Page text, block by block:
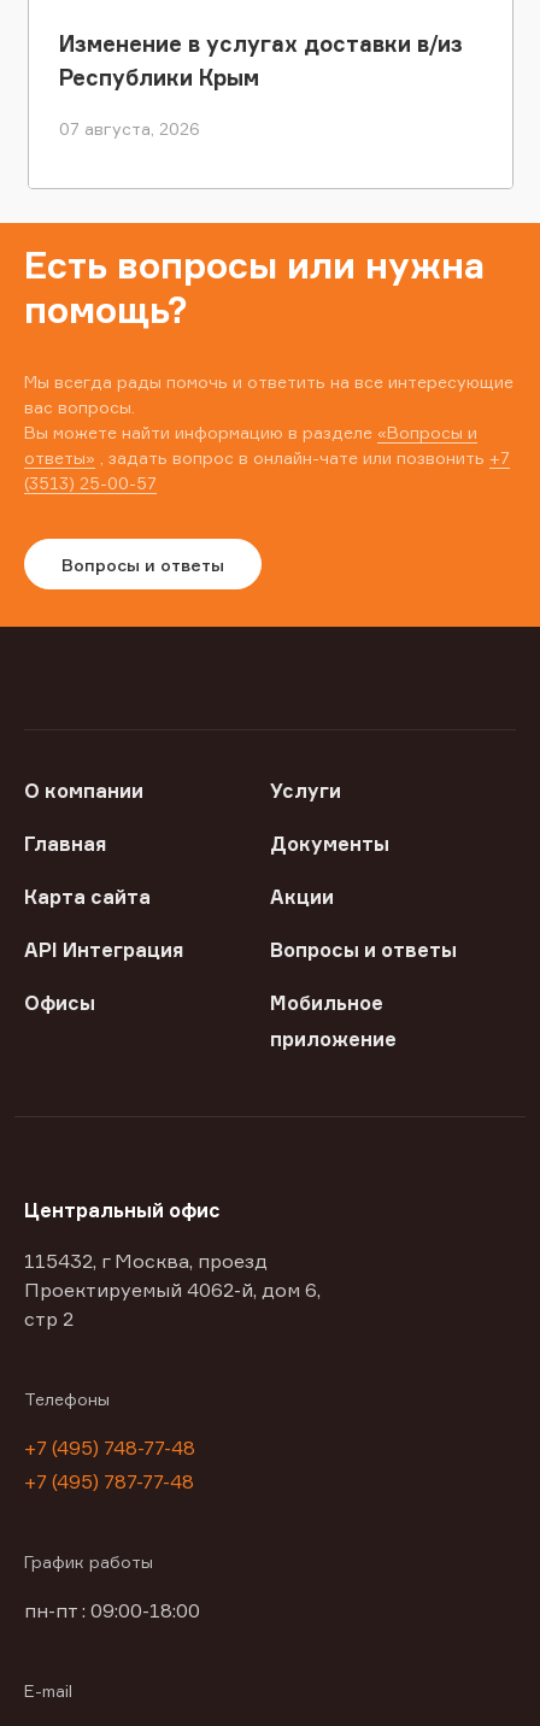
Изменение в услугах доставки в/из
Республики Крым
07 августа, 2026
Есть вопросы или нужна
помощь?
Мы всегда рады помочь и ответить на все интересующие
вас вопросы.
Вы можете найти информацию в разделе «Вопросы и
ответы» , задать вопрос в онлайн-чате или позвонить +7
(3513) 25-00-57
Вопросы и ответы
О компании Услуги
Главная Документы
Карта сайта Акции
API Интеграция Вопросы и ответы
Офисы
Мобильное
приложение
Центральный офис
115432, г Москва, проезд
Проектируемый 4062-й, дом 6,
стр 2
Телефоны
+7 (495) 748-77-48
+7 (495) 787-77-48
График работы
пн-пт : 09:00-18:00
E-mail